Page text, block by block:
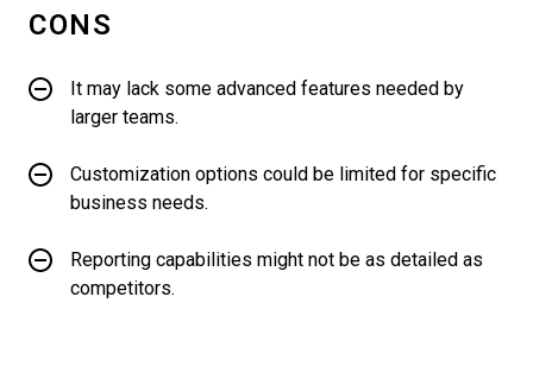
CONS
It may lack some advanced features needed by
larger teams.
Customization options could be limited for specific
business needs.
Reporting capabilities might not be as detailed as
competitors.